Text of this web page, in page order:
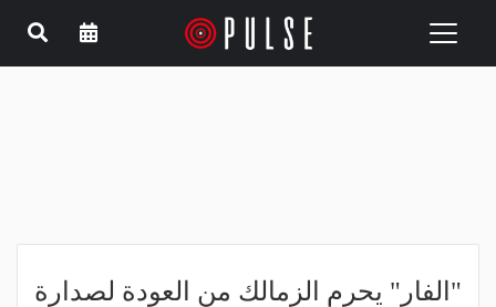
Toggle
"الفار" يحرم الزمالك من العودة لصدارة